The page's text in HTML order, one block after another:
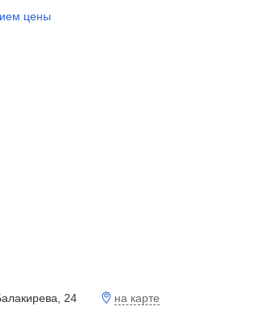
цены
24
на карте